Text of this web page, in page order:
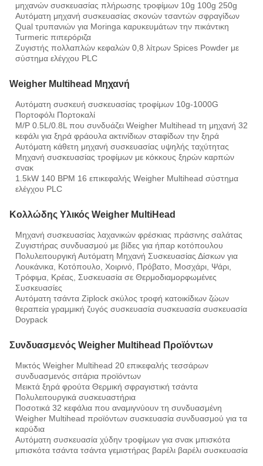
μηχανών συσκευασίας πλήρωσης τροφίμων 10g 100g 250g
Αυτόματη μηχανή συσκευασίας σκονών τσαντών σφραγίδων
Qual τρυπανιών για Moringa καρυκευμάτων την πικάντικη
Turmeric πιπερόριζα
Ζυγιστής πολλαπλών κεφαλών 0,8 λίτρων Spices Powder με
σύστημα ελέγχου PLC
Weigher Multihead Μηχανή
Αυτόματη συσκευή συσκευασίας τροφίμων 10g-1000G
Πορτοφόλι Πορτοκαλί
M/P 0.5L/0.8L που συνδυάζει Weigher Multihead τη μηχανή 32
κεφάλι για ξηρά φράουλα ακτινίδιων σταφίδων την ξηρά
Αυτόματη κάθετη μηχανή συσκευασίας υψηλής ταχύτητας
Μηχανή συσκευασίας τροφίμων με κόκκους ξηρών καρπών
σνακ
1.5kW 140 BPM 16 επικεφαλής Weigher Multihead σύστημα
ελέγχου PLC
Κολλώδης Υλικός Weigher MultiHead
Μηχανή συσκευασίας λαχανικών φρέσκιας πράσινης σαλάτας
Ζυγιστήρας συνδυασμού με βίδες για ήπαρ κοτόπουλου
Πολυλειτουργική Αυτόματη Μηχανή Συσκευασίας Δίσκων για
Λουκάνικα, Κοτόπουλο, Χοιρινό, Πρόβατο, Μοσχάρι, Ψάρι,
Τρόφιμα, Κρέας, Συσκευασία σε Θερμοδιαμορφωμένες
Συσκευασίες
Αυτόματη τσάντα Ziplock σκύλος τροφή κατοικίδιων ζώων
θεραπεία γραμμική ζυγός συσκευασία συσκευασία συσκευασία
Doypack
Συνδυασμενός Weigher Multihead Προϊόντων
Μικτός Weigher Multihead 20 επικεφαλής τεσσάρων
συνδυασμενός σιτάρια προϊόντων
Μεικτά ξηρά φρούτα Θερμική σφραγιστική τσάντα
Πολυλειτουργικά συσκευαστήρια
Ποσοτικά 32 κεφάλια που αναμιγνύουν τη συνδυασμένη
Weigher Multihead προϊόντων συσκευασία συνδυασμού για τα
καρύδια
Αυτόματη συσκευασία χύδην τροφίμων για σνακ μπισκότα
μπισκότα τσάντα τσάντα γεμιστήρας βαρέλι βαρέλι συσκευασία